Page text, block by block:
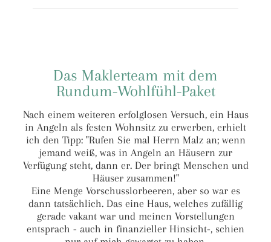
Das Maklerteam mit dem
Rundum-Wohlfühl-Paket
Nach einem weiteren erfolglosen Versuch, ein Haus
in Angeln als festen Wohnsitz zu erwerben, erhielt
ich den Tipp: "Rufen Sie mal Herrn Malz an; wenn
jemand weiß, was in Angeln an Häusern zur
Verfügung steht, dann er. Der bringt Menschen und
Häuser zusammen!"
Eine Menge Vorschusslorbeeren, aber so war es
dann tatsächlich. Das eine Haus, welches zufällig
gerade vakant war und meinen Vorstellungen
entsprach - auch in finanzieller Hinsicht-, schien